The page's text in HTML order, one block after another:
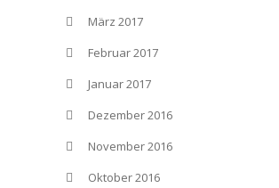
März 2017
Februar 2017
Januar 2017
Dezember 2016
November 2016
Oktober 2016